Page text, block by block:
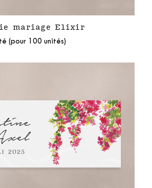
mariage Elixir
(pour 100 unités)